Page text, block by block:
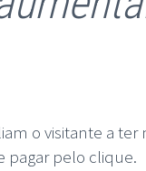
o visitante a
pagar pelo clique.